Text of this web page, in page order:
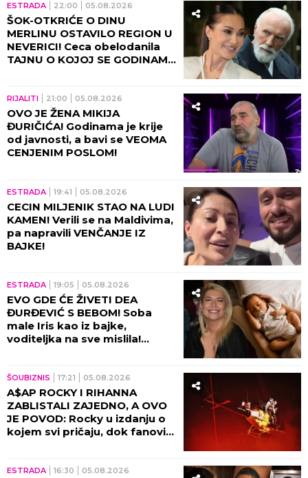
ESTRADA 22:00 05.08.2026
ŠOK-OTKRIĆE O DINU
MERLINU OSTAVILO REGION U
NEVERICI! Ceca obelodanila
TAJNU O KOJOJ SE GODINAMA
RIJALITI 21:00 05.08.2026
OVO JE ŽENA MIKIJA
ĐURIČIĆA! Godinama je krije
od javnosti, a bavi se VEOMA
CENJENIM POSLOM!
ESTRADA 19:41 05.08.2026
CECIN MILJENIK STAO NA LUDI
KAMEN! Verili se na Maldivima,
pa napravili VENČANJE IZ
BAJKE!
ESTRADA 19:05 05.08.2026
EVO GDE ĆE ŽIVETI DEA
ĐURĐEVIĆ S BEBOM! Soba
male Iris kao iz bajke,
voditeljka na sve mislila!
ŠOUBIZNIS 17:21 05.08.2026
A$AP ROCKY I RIHANNA
ZABLISTALI ZAJEDNO, A OVO
JE POVOD: Rocky u izdanju o
kojem svi pričaju, dok fanovi
Beogradskoj Areni!
ESTRADA 16:30 05.08.2026